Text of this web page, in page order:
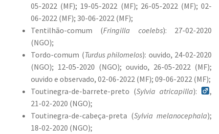
05-2022 (MF); 19-05-2022 (MF); 26-05-2022 (MF); 02-
06-2022 (MF); 30-06-2022 (MF);
Tentilhão-comum (Fringilla coelebs): 27-02-2020
(NGO);
Tordo-comum (Turdus philomelos): ouvido, 24-02-2020
(NGO); 12-05-2020 (NGO); ouvido, 26-05-2022 (MF);
ouvido e observado, 02-06-2022 (MF); 09-06-2022 (MF);
Toutinegra-de-barrete-preto (Sylvia atricapilla):
,
21-02-2020 (NGO);
Toutinegra-de-cabeça-preta (Sylvia melanocephala);
18-02-2020 (NGO);